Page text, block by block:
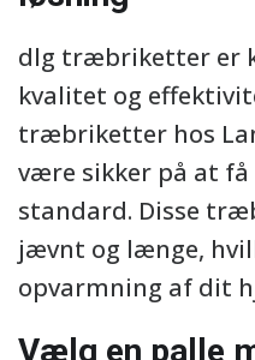
dlg træbriketter er
kvalitet og
træbriketter hos
være sikker på at
standard. Disse
jævnt og længe,
opvarmning af dit
Vælg en palle